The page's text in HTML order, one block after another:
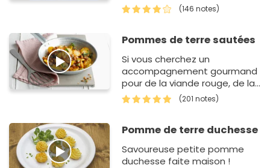
(146 notes)
Pommes de terre sautées
Si vous cherchez un
accompagnement gourmand
pour de la viande rouge, de la
viande blanche ou bien du
poisson ? Pas de doute, vous
(201 notes)
Pomme de terre duchesse
Savoureuse petite pomme
duchesse faite maison !